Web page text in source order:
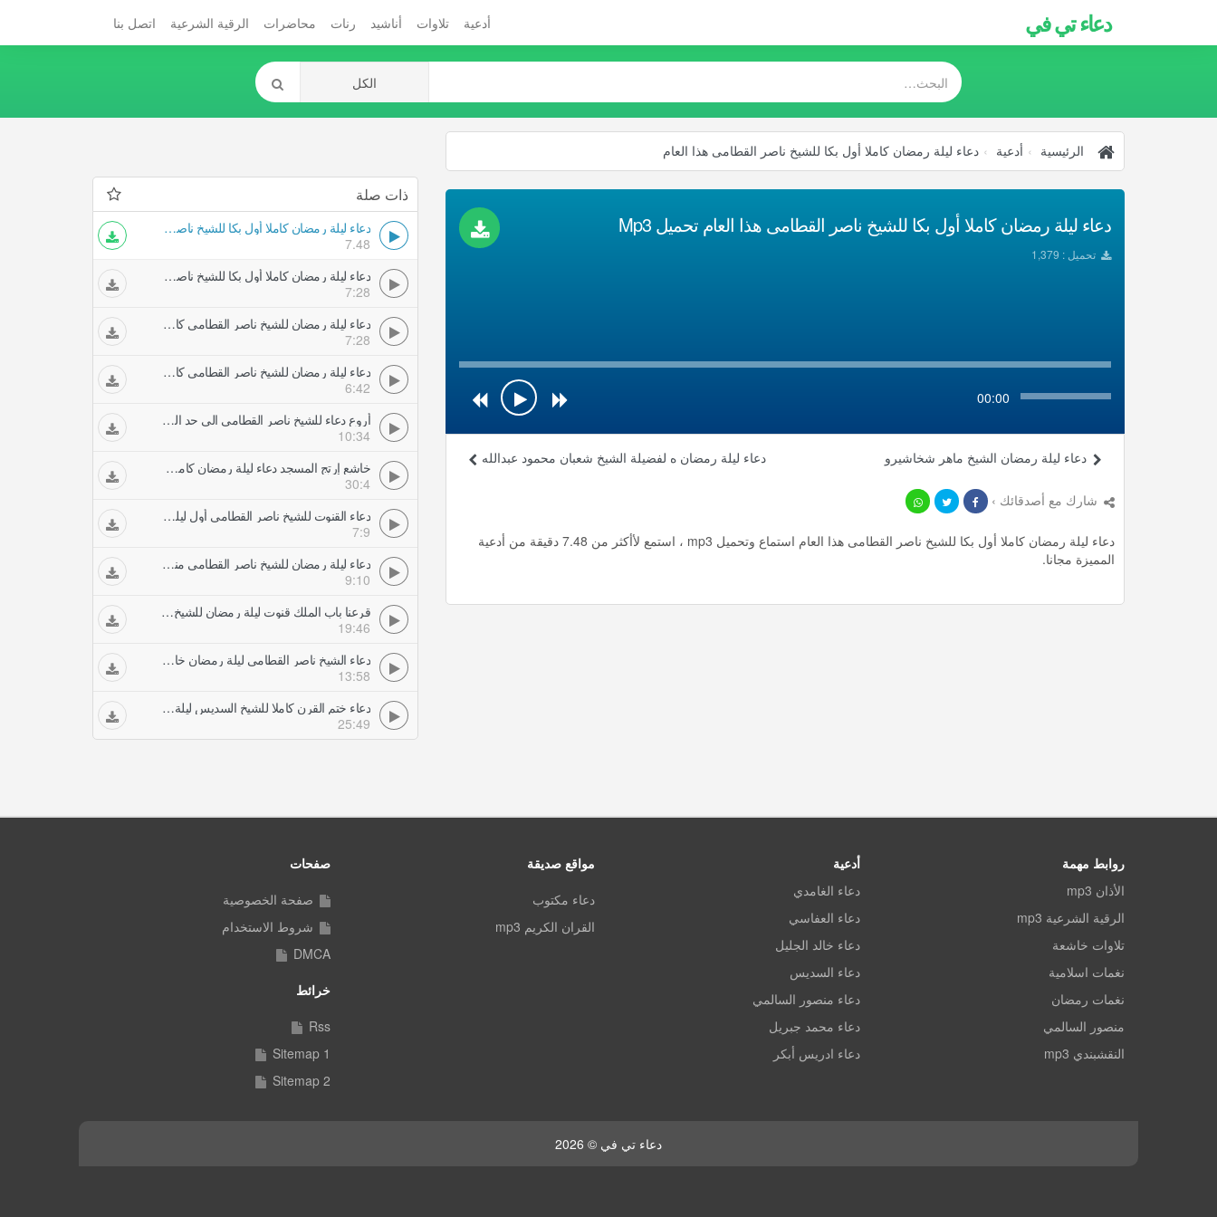
دعاء تي في أدعية تلاوات أناشيد رنات محاضرات الرقية الشرعية اتصل بنا
الرئيسية أدعية دعاء ليلة رمضان كاملا أول بكا للشيخ ناصر القطامى هذا العام
دعاء ليلة رمضان كاملا أول بكا للشيخ ناصر القطامى هذا العام تحميل Mp3
تحميل : 1,379
00:00
دعاء ليلة رمضان ه لفضيلة الشيخ شعبان محمود عبدالله دعاء ليلة رمضان الشيخ ماهر شخاشيرو
شارك مع أصدقائك ›
دعاء ليلة رمضان كاملا أول بكا للشيخ ناصر القطامى هذا العام استماع وتحميل mp3 ، استمع لأأكثر من 7.48 دقيقة من أدعية
المميزة مجانا.
ذات صلة
دعاء ليلة رمضان كاملا أول بكا للشيخ ناصر القطامى هذا العام
7.48
دعاء ليلة رمضان كاملا أول بكا للشيخ ناصر القطامى هذا العام
7:28
دعاء ليلة رمضان للشيخ ناصر القطامى كاملا جميل جدا
7:28
دعاء ليلة رمضان للشيخ ناصر القطامى كاملادعاء حزين
6:42
أروع دعاء للشيخ ناصر القطامى الى حد الأن مناجات رائعة جدا ليلة رمضان لا تفوت
10:34
خاشع إرتج المسجد دعاء ليلة رمضان كامل للشيخ ناصر القطامى
30:4
دعاء القنوت للشيخ ناصر القطامي أول ليلة من رمضان انتبه ستبكي معكم مؤسسة ورثان الجنان
7:9
دعاء ليلة رمضان للشيخ ناصر القطامى مناجاة ودعاء لإخواننا فى سوريا
9:10
قرعنا باب الملك قنوت ليلة رمضان للشيخ ناصر القطامى كاملاباكى خاشع جدا
19:46
دعاء الشيخ ناصر القطامى ليلة رمضان خاااشع جودة صوت عالية
13:58
دعاء ختم القرن كاملا للشيخ السديس ليلة رمضان دعاء ختمة الحرم المكي للسديس
25:49
روابط مهمة
الأذان mp3
الرقية الشرعية mp3
تلاوات خاشعة
نغمات اسلامية
نغمات رمضان
منصور السالمي
النقشبندي mp3
أدعية
دعاء الغامدي
دعاء العفاسي
دعاء خالد الجليل
دعاء السديس
دعاء منصور السالمي
دعاء محمد جبريل
دعاء ادريس أبكر
مواقع صديقة
دعاء مكتوب
القران الكريم mp3
صفحات
صفحة الخصوصية
شروط الاستخدام
DMCA
خرائط
Rss
Sitemap 1
Sitemap 2
دعاء تي في © 2026